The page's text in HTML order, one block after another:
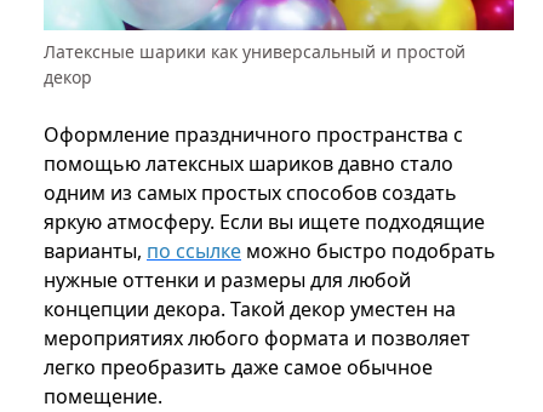
Латексные шарики как универсальный и простой
декор
Оформление праздничного пространства с
помощью латексных шариков давно стало
одним из самых простых способов создать
яркую атмосферу. Если вы ищете подходящие
варианты, по ссылке можно быстро подобрать
нужные оттенки и размеры для любой
концепции декора. Такой декор уместен на
мероприятиях любого формата и позволяет
легко преобразить даже самое обычное
помещение.